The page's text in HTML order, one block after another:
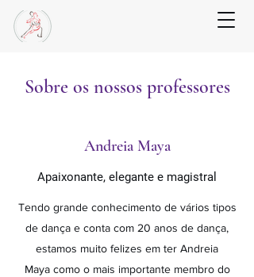
Sobre os nossos professores
Andreia Maya
Apaixonante, elegante e magistral
Tendo grande conhecimento de vários tipos
de dança e conta com 20 anos de dança,
estamos muito felizes em ter Andreia
Maya como o mais importante membro do